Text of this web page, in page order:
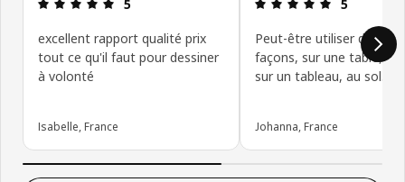
5
excellent rapport qualité prix
tout ce qu'il faut pour dessiner
à volonté
Isabelle, France
5
Peut-être utiliser de
façons, sur une table, au
sur un tableau, au sol...
Johanna, France